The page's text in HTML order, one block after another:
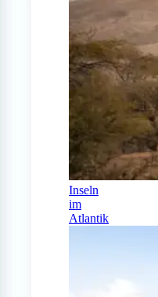
Inseln
im
Atlantik